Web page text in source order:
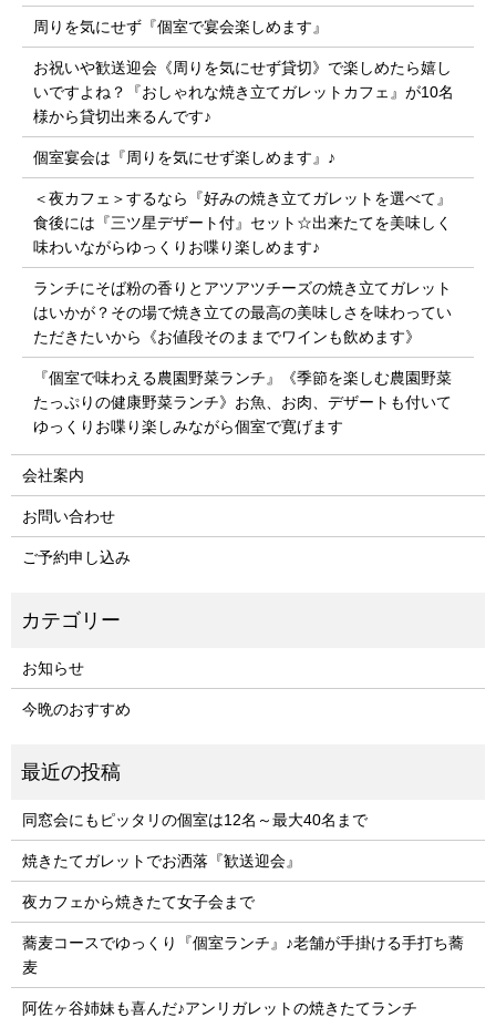
周りを気にせず『個室で宴会楽しめます』
お祝いや歓送迎会《周りを気にせず貸切》で楽しめたら嬉し
いですよね？『おしゃれな焼き立てガレットカフェ』が10名
様から貸切出来るんです♪
個室宴会は『周りを気にせず楽しめます』♪
＜夜カフェ＞するなら『好みの焼き立てガレットを選べて』
食後には『三ツ星デザート付』セット☆出来たてを美味しく
味わいながらゆっくりお喋り楽しめます♪
ランチにそば粉の香りとアツアツチーズの焼き立てガレット
はいかが？その場で焼き立ての最高の美味しさを味わってい
ただきたいから《お値段そのままでワインも飲めます》
『個室で味わえる農園野菜ランチ』《季節を楽しむ農園野菜
たっぷりの健康野菜ランチ》お魚、お肉、デザートも付いて
ゆっくりお喋り楽しみながら個室で寛げます
会社案内
お問い合わせ
ご予約申し込み
お知らせ
今晩のおすすめ
同窓会にもピッタリの個室は12名～最大40名まで
焼きたてガレットでお洒落『歓送迎会』
夜カフェから焼きたて女子会まで
蕎麦コースでゆっくり『個室ランチ』♪老舗が手掛ける手打ち蕎
麦
阿佐ヶ谷姉妹も喜んだ♪アンリガレットの焼きたてランチ